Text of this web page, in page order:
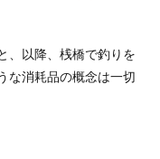
、以降、桟橋で釣りを
な消耗品の概念は一切